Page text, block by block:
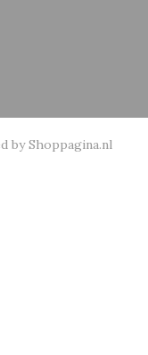
by Shoppagina.nl